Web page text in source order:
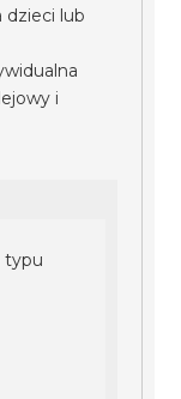
dzieci lub
i
typu